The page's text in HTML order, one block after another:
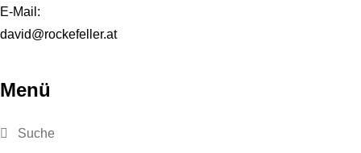
E-Mail:
david@rockefeller.at
Menü
Suche